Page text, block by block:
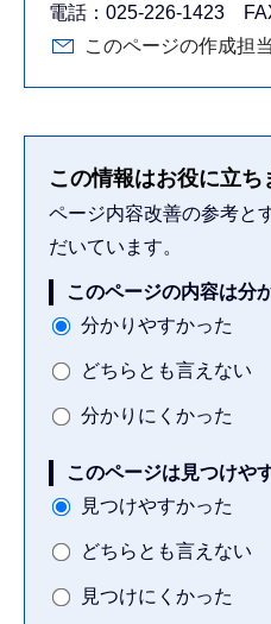
電話：025-226-1423
このページの作成担
この情報はお役に立ち
ページ内容改善の参考と
だいています。
このページの内容は分
分かりやすかった
どちらとも言えない
分かりにくかった
このページは見つけや
見つけやすかった
どちらとも言えない
見つけにくかった